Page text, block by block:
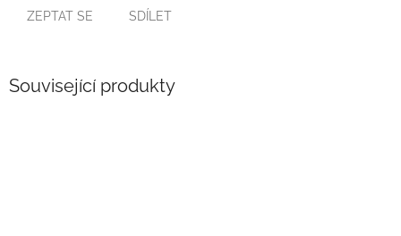
ZEPTAT SE SDÍLET
Související produkty